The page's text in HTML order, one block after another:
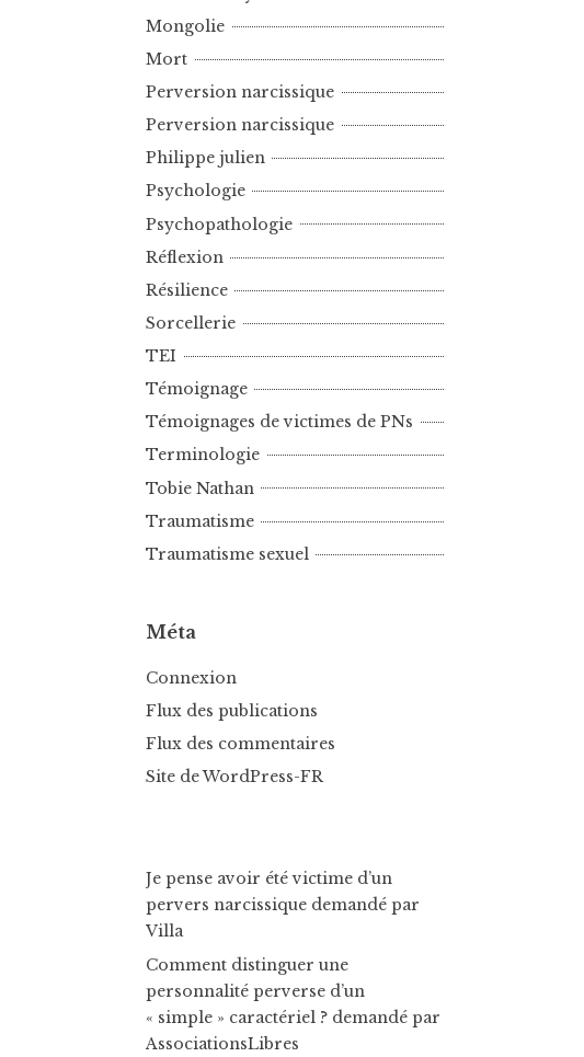
Mongolie
Mort
Perversion narcissique
Perversion narcissique
Philippe julien
Psychologie
Psychopathologie
Réflexion
Résilience
Sorcellerie
TEI
Témoignage
Témoignages de victimes de PNs
Terminologie
Tobie Nathan
Traumatisme
Traumatisme sexuel
Méta
Connexion
Flux des publications
Flux des commentaires
Site de WordPress-FR
Je pense avoir été victime d’un
pervers narcissique demandé par
Villa
Comment distinguer une
personnalité perverse d’un
« simple » caractériel ? demandé par
AssociationsLibres